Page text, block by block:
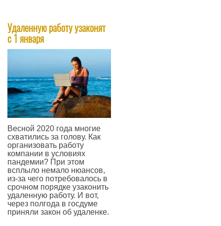
Удаленную работу узаконят
с 1 января
Весной 2020 года многие
схватились за голову. Как
организовать работу
компании в условиях
пандемии? При этом
всплыло немало нюансов,
из-за чего потребовалось в
срочном порядке узаконить
удаленную работу. И вот,
через полгода в госдуме
приняли закон об удаленке.